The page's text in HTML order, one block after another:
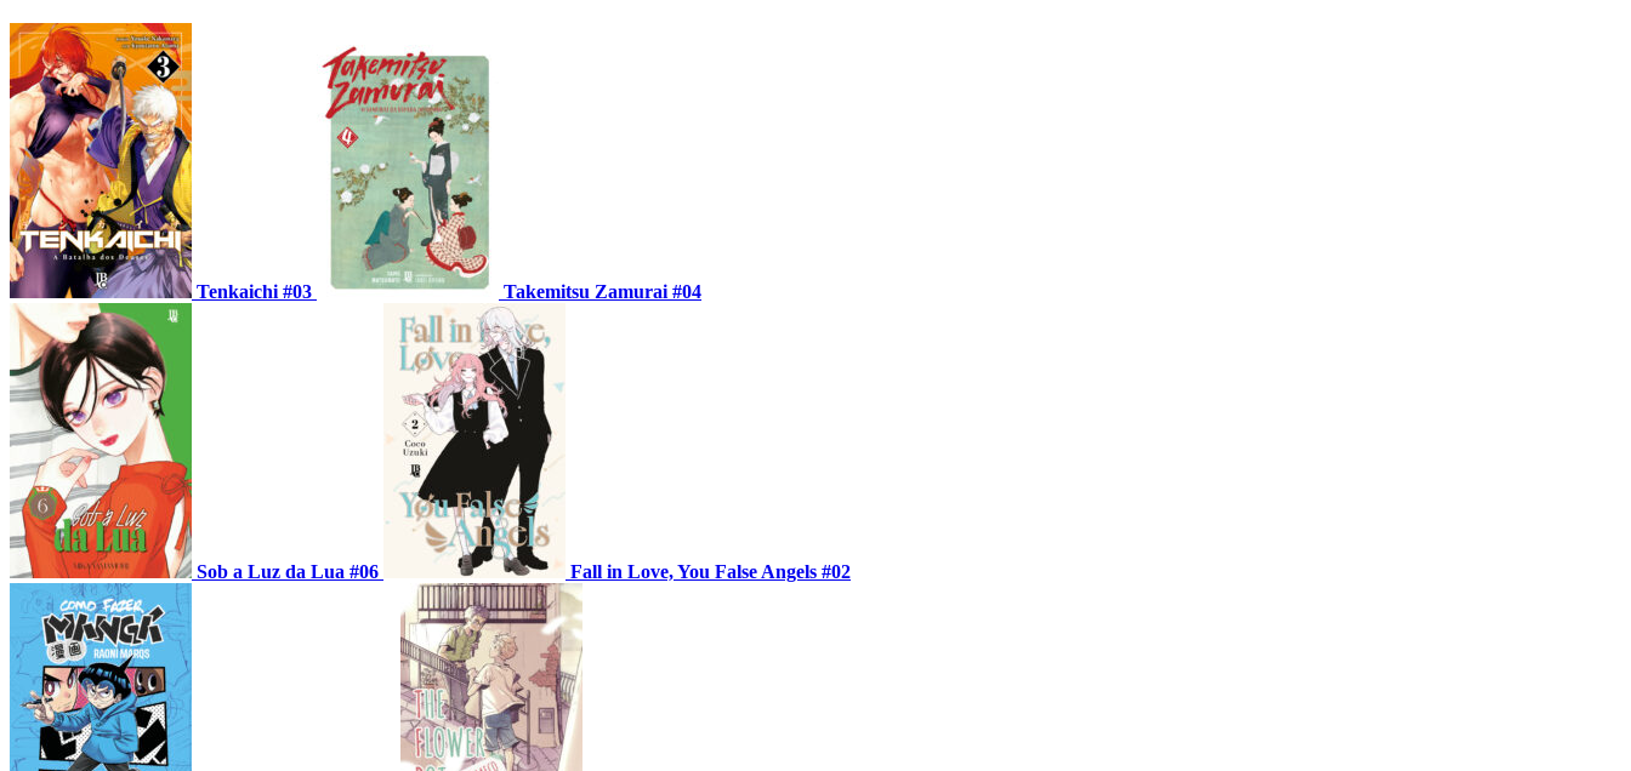
Tenkaichi #03 Takemitsu Zamurai #04
Sob a Luz da Lua #06 Fall in Love, You False Angels #02